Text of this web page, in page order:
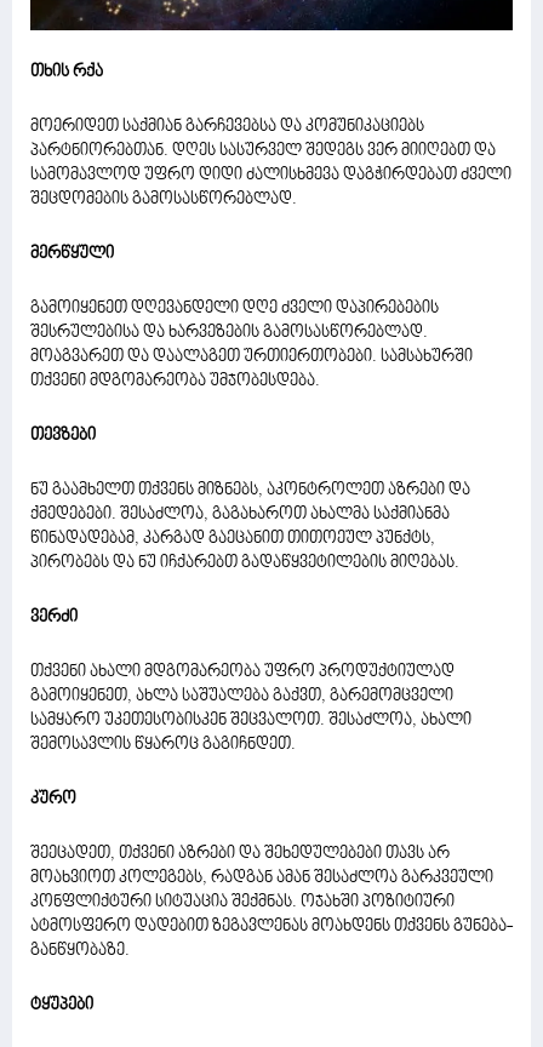
თხის რქა
მოერიდეთ საქმიან გარჩევებსა და კომუნიკაციებს
პარტნიორებთან. დღეს სასურველ შედეგს ვერ მიიღებთ და
სამომავლოდ უფრო დიდი ძალისხმევა დაგჭირდებათ ძველი
შეცდომების გამოსასწორებლად.
მერწყული
გამოიყენეთ დღევანდელი დღე ძველი დაპირებების
შესრულებისა და ხარვეზების გამოსასწორებლად.
მოაგვარეთ და დაალაგეთ ურთიერთობები. სამსახურში
თქვენი მდგომარეობა უმჯობესდება.
თევზები
ნუ გაამხელთ თქვენს მიზნებს, აკონტროლეთ აზრები და
ქმედებები. შესაძლოა, გაგახაროთ ახალმა საქმიანმა
წინადადებამ, კარგად გაეცანით თითოეულ პუნქტს,
პირობებს და ნუ იჩქარებთ გადაწყვეტილების მიღებას.
ვერძი
თქვენი ახალი მდგომარეობა უფრო პროდუქტიულად
გამოიყენეთ, ახლა საშუალება გაქვთ, გარემომცველი
სამყარო უკეთესობისკენ შეცვალოთ. შესაძლოა, ახალი
შემოსავლის წყაროც გაგიჩნდეთ.
კურო
შეეცადეთ, თქვენი აზრები და შეხედულებები თავს არ
მოახვიოთ კოლეგებს, რადგან ამან შესაძლოა გარკვეული
კონფლიქტური სიტუაცია შექმნას. ოჯახში პოზიტიური
ატმოსფერო დადებით ზეგავლენას მოახდენს თქვენს გუნება-
განწყობაზე.
ტყუპები